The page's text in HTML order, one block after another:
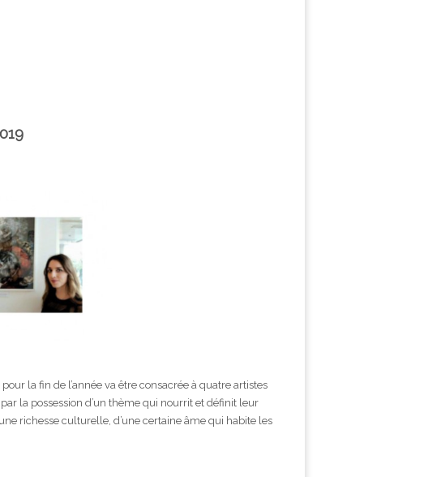
la fin de l’année va être consacrée à quatre artistes
la possession d’un thème qui nourrit et définit leur
richesse culturelle, d’une certaine âme qui habite les